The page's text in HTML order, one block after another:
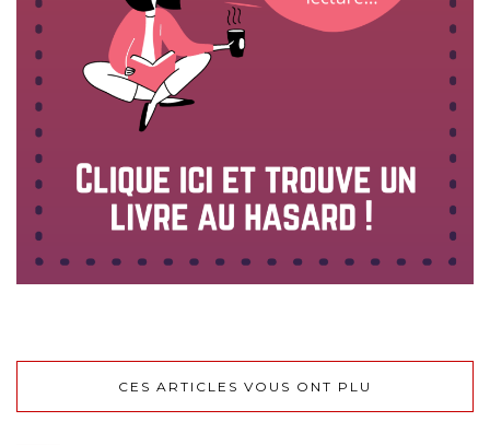
CES ARTICLES VOUS ONT PLU